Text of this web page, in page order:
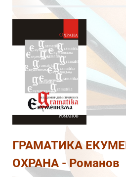
ГРАМАТИКА
ОХРАНА - Романов